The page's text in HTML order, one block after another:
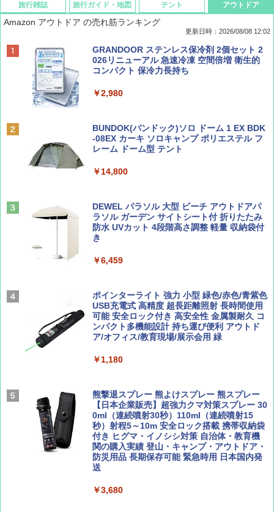
旅行雑誌
BE-PAL(ビ-パル) 2026年 9 月号【特別付録:
SOTO ミニマル"旅"財布 ランダム2種】
ディズニーファン ２０２６年 ９月号 [雑
誌] (ＤＩＳＮＥＹ ＦＡＮ)
山と溪谷 2026年8月号「南アルプス大全」
￥1,540
￥1,540
AIRLINE（エアライン）2026年9月号【特
￥1,760
旅行ガイド・地図
D40 地球の歩き方 チェンマイ タイ北部の魅
力的な町 2026～2027 地球の歩き方D アジア
地球の歩き方 スター・ウォーズ
￥2,695
僕が見た未来【完全版】
￥0
球の歩き方A ヨーロッパ
￥2,479
A26 地球の歩き方 チェコ ポーランド スロヴ
￥2,277
テント
[キャンパーズコレクション 山善] ポップアッ
プテント 傘みたいに広げて畳める パッとサ
ッとサンシェード キューブ フルクローズ メ
&ハイキング カーキ PATC-150(KH)
PYKES PEAK (パイクスピーク) 着替えテン
人用 折りたたみ 防災グッズ 災害用トイレ ビ
￥4,980
テント ワンタッチ RENEW 幅200 2-3人用 43
￥5,999
[キャンパーズコレクション 山善] 傘みたいに
広げるだけ パッとサッとテント ブラックコ
簡単設置 ポップアップテント エクルベージ
￥9,990
[キャンパーズコレクション 山善] 傘みたいに
広げるだけ パッとサッとテント キューブワ
イド ブラックコーティング フルクローズ メ
ッシュ 4人用 簡単設置 ポップアップテント P
ATCW-150B エクルベージュ
￥-
アウトドア
Amazon アウトドア の売れ筋ランキング
更新日時：2026/08/08 12:02
GRANDOOR ステンレス保冷剤 2個セット 2
026リニューアル 急速冷凍 空間倍増 衛生的
コンパクト 保冷力長持ち
￥2,980
BUNDOK(バンドック)ソロ ドーム 1 EX BDK
-08EX カーキ ソロキャンプ ポリエステル フ
レーム ドーム型 テント
￥14,800
DEWEL パラソル 大型 ビーチ アウトドアパ
ラソル ガーデン サイトシート付 折りたたみ
防水 UVカット 4段階高さ調整 軽量 収納袋付
き
￥6,459
ポインターライト 強力 小型 緑色/赤色/青紫色
USB充電式 高精度 超長距離照射 長時間使用
可能 安全ロック付き 高安全性 金属製耐久 コ
ンパクト多機能設計 持ち運び便利 アウトド
ア/オフィス/教育現場/展示会用 緑
￥1,180
熊撃退スプレー 熊よけスプレー 熊スプレー
【日本企業販売】超強力クマ対策スプレー 30
0ml（連続噴射30秒）110ml（連続噴射15
秒）射程5～10m 安全ロック搭載 携帯収納袋
付き ヒグマ・イノシシ対策 自治体・教育機
関の購入実績 登山・キャンプ・アウトドア・
防災用品 長期保存可能 緊急時用 日本国内発
送
￥3,680